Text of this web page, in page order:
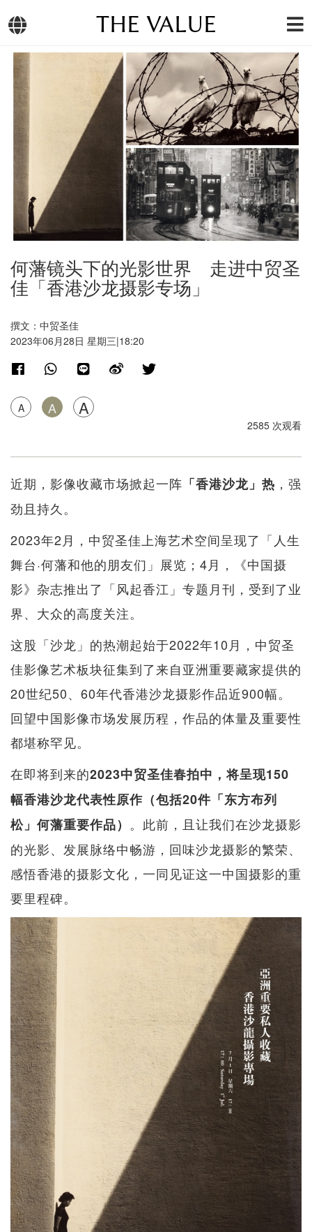
THE VALUE
何藩镜头下的光影世界 走进中贸圣
佳「香港沙龙摄影专场」
撰文：中贸圣佳
2023年06月28日 星期三|18:20
A A A
2585 次观看
近期，影像收藏市场掀起一阵 「香港沙龙」热 ，强
劲且持久。
2023年2月，中贸圣佳上海艺术空间呈现了「人生
舞台·何藩和他的朋友们」展览；4月，《中国摄
影》杂志推出了「风起香江」专题月刊，受到了业
界、大众的高度关注。
这股「沙龙」的热潮起始于2022年10月，中贸圣
佳影像艺术板块征集到了来自亚洲重要藏家提供的
20世纪50、60年代香港沙龙摄影作品近900幅。
回望中国影像市场发展历程，作品的体量及重要性
都堪称罕见。
在即将到来的2023中贸圣佳春拍中，将呈现150
幅香港沙龙代表性原作（包括20件「东方布列
松」何藩重要作品） 。此前，且让我们在沙龙摄影
的光影、发展脉络中畅游，回味沙龙摄影的繁荣、
感悟香港的摄影文化，一同见证这一中国摄影的重
要里程碑。